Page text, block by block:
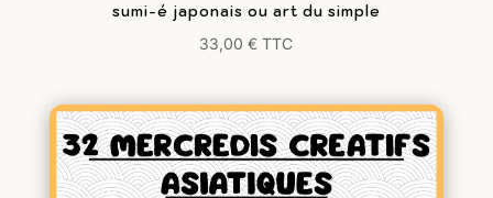
sumi-é japonais ou art du simple
33,00€ TTC